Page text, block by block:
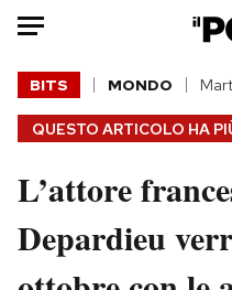
HOME
Italia
Politica
Tecnologia
QUESTO ARTICOLO HA
BITS MONDO
L’attore
Depardieu